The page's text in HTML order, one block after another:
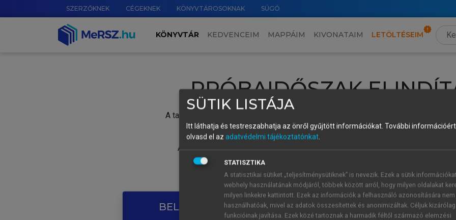
SZERZŐKNEK CÉGEKNEK KÖNYVTÁROSOKNAK SÚGÓ
KÖNYVTÁR KEDVENCEIM MAPPÁIM KIVONATAIM LETÖLTÉSEIM
PRÓBAIDŐSZAK
A tartalom megtekintéséhez lépj be a saját fiókoddal, iskolai azonosítóddal vagy
Új felhasználóként1 óra díjmentes hozzáférésrevagy
A próbaidőszak elindításához,
vagy hozz
A regisztráció után a
BELÉPÉS SAJÁT FIÓKKAL ÚJ FIÓK
1 óra
SÜTIK LISTÁJA
Itt láthatja és testreszabhatja az önről gyűjtött információkat. További
olvasd el az adatvédelmi tájékoztatónkat.
STATISZTIKA
A statisztikai sütiket „teljesítménysütiknek” is nevezik. Ezek a sütik
webhely használatának módjáról, többek között arról, hogy milyen oldalakat
milyen linkekre kattintott. Ezek az információk a felhasználó azonosítására nem
használhatóak, mivel az adatok összesítettek és anonimizáltak. Céljuk
funkcióinak javítása. Ezek közé tartoznak a harmadik féltől származó elemzési